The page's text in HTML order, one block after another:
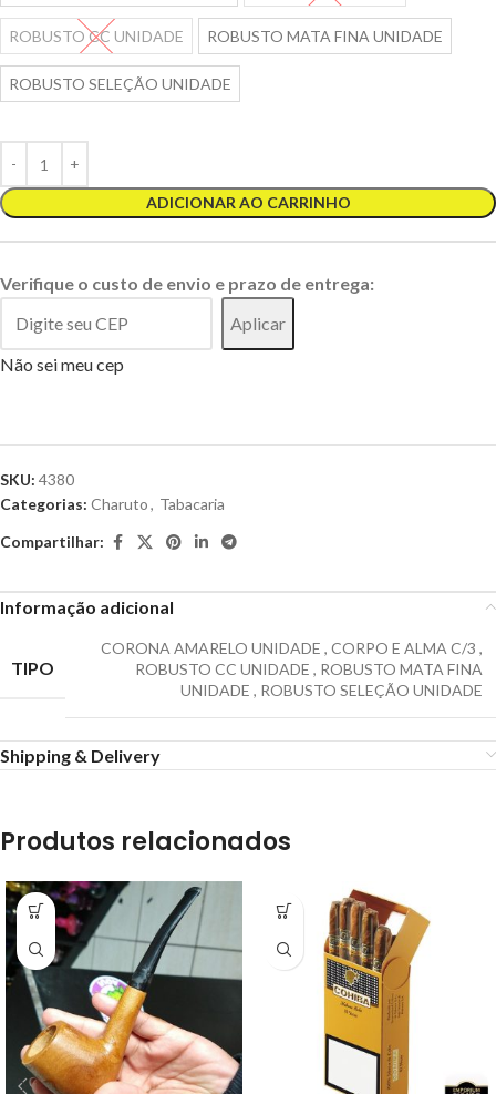
ROBUSTO CC UNIDADE ROBUSTO MATA FINA UNIDADE
ROBUSTO SELEÇÃO UNIDADE
ADICIONAR AO CARRINHO
Verifique o custo de envio e prazo de entrega:
Aplicar
Não sei meu cep
SKU: 4380
Categorias: Charuto, Tabacaria
Compartilhar:
Informação adicional
TIPO
CORONA AMARELO UNIDADE , CORPO E ALMA C/3 ,
ROBUSTO CC UNIDADE , ROBUSTO MATA FINA
UNIDADE , ROBUSTO SELEÇÃO UNIDADE
Shipping & Delivery
Produtos relacionados